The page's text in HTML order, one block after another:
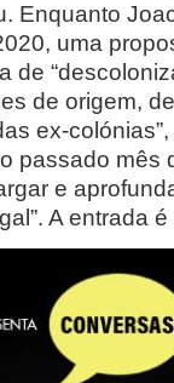
Enquanto
uma
de
de origem,
ex-
passado mês
e
A entrada é